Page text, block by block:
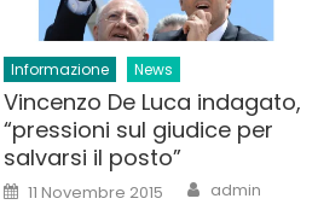
Informazione News
Vincenzo De Luca indagato,
“pressioni sul giudice per
salvarsi il posto”
Posted
on
11 Novembre 2015 Author
admin